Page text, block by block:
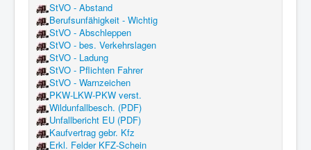
StVO - Abstand
Berufsunfähigkeit - Wichtig
StVO - Abschleppen
StVO - bes. Verkehrslagen
StVO - Ladung
StVO - Pflichten Fahrer
StVO - Warnzeichen
PKW-LKW-PKW verst.
Wildunfallbesch. (PDF)
Unfallbericht EU (PDF)
Kaufvertrag gebr. Kfz
Erkl. Felder KFZ-Schein